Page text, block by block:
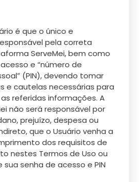
é que o único e
pela correta
ServeMei, bem como
e “número de
(PIN), devendo tomar
e cautelas necessárias para
referidas informações. A
não será responsável por
prejuízo, despesa ou
que o Usuário venha a
dos requisitos de
nestes Termos de Uso ou
senha de acesso e PIN